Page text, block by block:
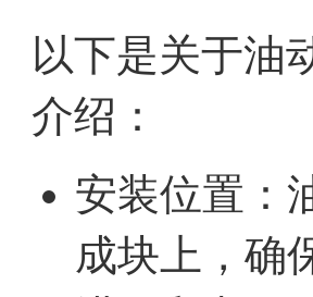
以下是关于油
介绍：
安装位置：
成块上，确